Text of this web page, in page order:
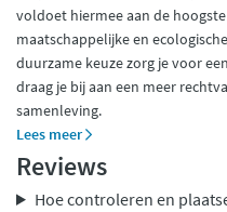
voldoet hiermee aan de
maatschappelijke en
duurzame keuze zorg je voor
draag je bij aan een meer
samenleving.
Lees meer
Reviews
Hoe controleren en